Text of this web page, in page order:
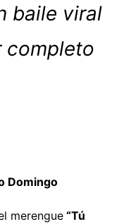
baile viral
completo
Domingo
merengue“Tú